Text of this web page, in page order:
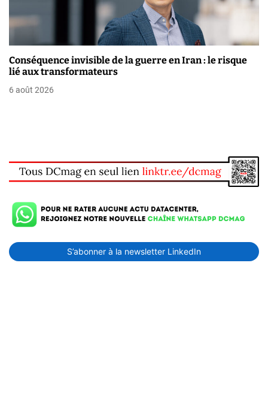
Conséquence invisible de la guerre en Iran : le risque
lié aux transformateurs
6 août 2026
S’abonner à la newsletter LinkedIn